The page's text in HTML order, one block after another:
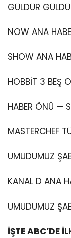
GÜLDÜR
NOW ANA
SHOW ANA
HOBBİT 3 BEŞ
HABER ÖNÜ —
MASTERCHEF
UMUDUMUZ
KANAL D ANA
UMUDUMUZ
İŞTE ABC’DE